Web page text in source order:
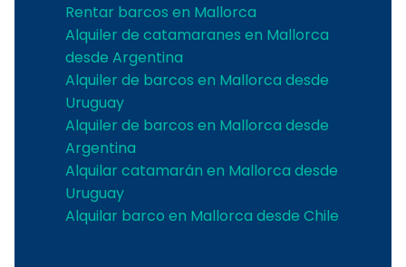
Rentar barcos en Mallorca
Alquiler de catamaranes en Mallorca
desde Argentina
Alquiler de barcos en Mallorca desde
Uruguay
Alquiler de barcos en Mallorca desde
Argentina
Alquilar catamarán en Mallorca desde
Uruguay
Alquilar barco en Mallorca desde Chile